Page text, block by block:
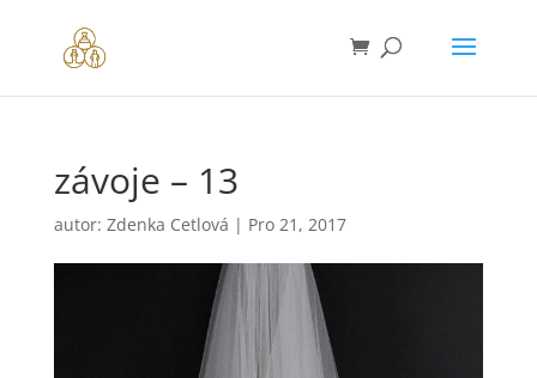
závoje – 13
autor: Zdenka Cetlová | Pro 21, 2017